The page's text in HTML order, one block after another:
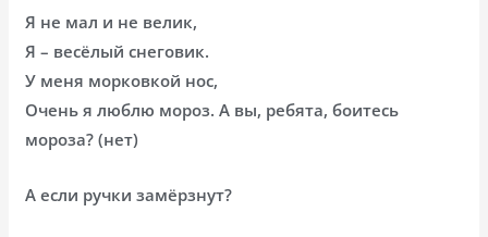
Я не мал и не велик,
Я – весёлый снеговик.
У меня морковкой нос,
Очень я люблю мороз. А вы, ребята, боитесь
мороза? (нет)
А если ручки замёрзнут?